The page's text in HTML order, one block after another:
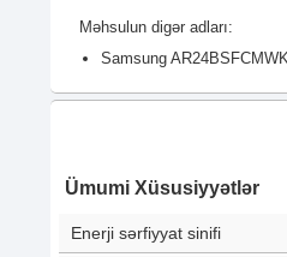
Məhsulun digər adları:
Samsung
Ümumi Xüsusiyyətlər
Enerji sərfiyyat sinifi